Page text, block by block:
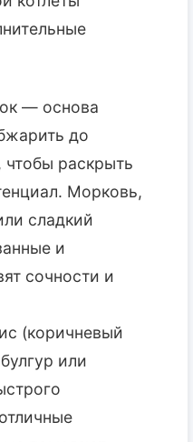
— основа
до
чтобы раскрыть
Морковь,
сладкий
и
сочности и
(коричневый
или